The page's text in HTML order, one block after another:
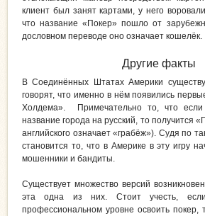
клиент был занят картами, у него
что название «Покер» пошло от
дословном переводе оно означает кошелёк.
Другие факты
В Соединённых Штатах Америки
говорят, что именно в нём появились
Холдема». Примечательно то, что если
название города на русский, то получится
английского означает «грабёж»). Судя по
становится то, что в Америке в эту игру
мошенники и бандиты.
Существует множество версий
эта одна из них. Стоит учесть,
профессиональном уровне освоить покер,